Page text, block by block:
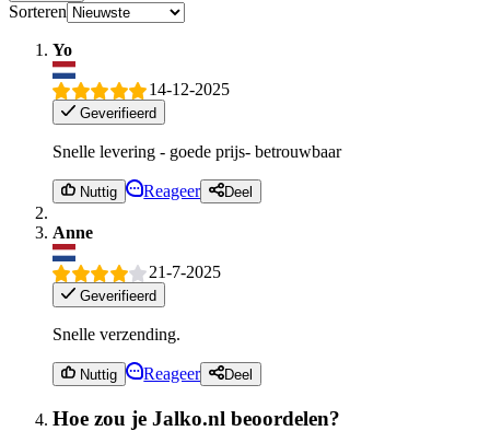
Sorteren
Yo
14-12-2025
Geverifieerd
Snelle levering - goede prijs- betrouwbaar
Nuttig Reageer Deel
Anne
21-7-2025
Geverifieerd
Snelle verzending.
Nuttig Reageer Deel
Hoe zou je Jalko.nl beoordelen?